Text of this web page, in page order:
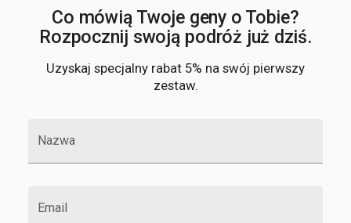
Co mówią Twoje geny o Tobie?
Rozpocznij swoją podróż już dziś.
Uzyskaj specjalny rabat 5% na swój pierwszy
zestaw.
Nazwa
Email